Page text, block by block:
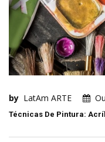
by LatAm ARTE
Técnicas De Pintura: